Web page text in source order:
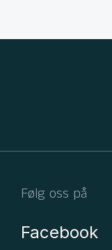
Følg oss på
Facebook